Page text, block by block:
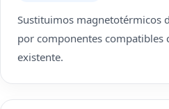
Sustituimos magnetotérmicos
por componentes compatibles
existente.